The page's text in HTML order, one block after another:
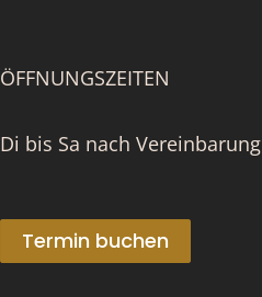
ÖFFNUNGSZEITEN
Di bis Sa nach Vereinbarung
Termin buchen